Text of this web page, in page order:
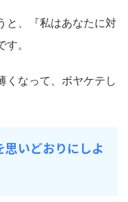
と、『私はあなたに対
。
くなって、ボヤケテし
いどおりにしよ